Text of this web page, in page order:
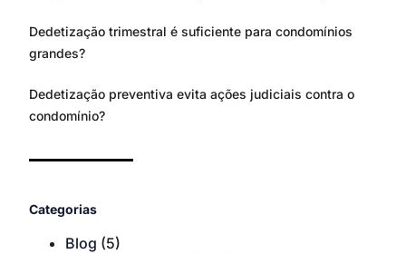
Dedetização trimestral é suficiente para condomínios
grandes?
Dedetização preventiva evita ações judiciais contra o
condomínio?
Categorias
Blog (5)